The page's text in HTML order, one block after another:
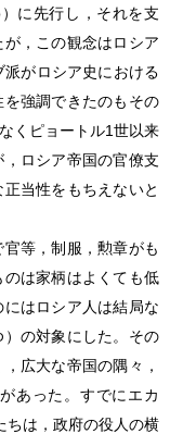
に先行し，それを支
，この観念はロシア
がロシア史における
強調できたのもその
くピョートル1世以来
ロシア帝国の官僚支
当性をもちえないと
等，制服，勲章がも
は家柄はよくても低
はロシア人は結局な
の対象にした。その
広大な帝国の隅々，
あった。すでにエカ
ちは，政府の役人の横